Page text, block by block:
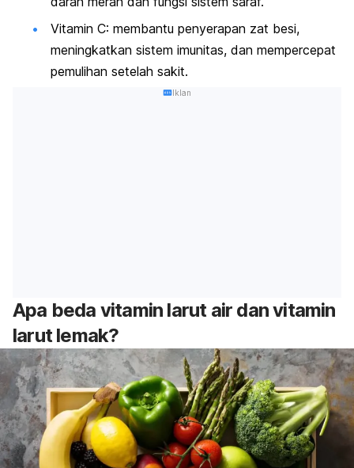
Vitamin C: membantu penyerapan zat besi,
meningkatkan sistem imunitas, dan mempercepat
pemulihan setelah sakit.
Iklan
Apa beda vitamin larut air dan vitamin
larut lemak?